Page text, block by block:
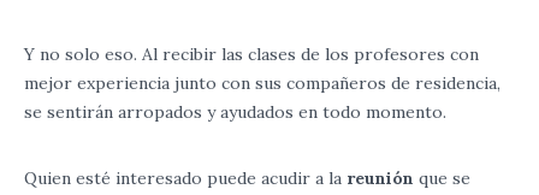
Y no solo eso. Al recibir las clases de los profesores con
mejor experiencia junto con sus compañeros de residencia,
se sentirán arropados y ayudados en todo momento.
Quien esté interesado puede acudir a la reunión que se